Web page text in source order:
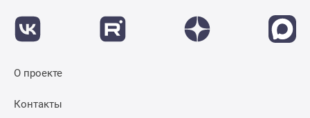
О проекте
Контакты